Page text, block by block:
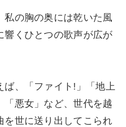
私の胸の奥には乾いた風
響くひとつの歌声が広が
ば、「ファイト!」「地上
「悪女」など、世代を越
を世に送り出してこられ